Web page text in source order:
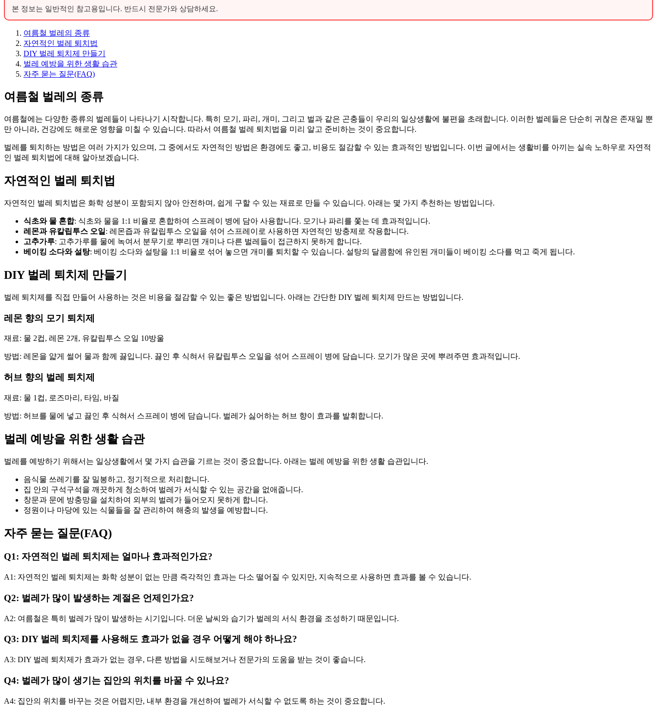
본 정보는 일반적인 참고용입니다. 반드시 전문가와 상담하세요.
여름철 벌레의 종류
자연적인 벌레 퇴치법
DIY 벌레 퇴치제 만들기
벌레 예방을 위한 생활 습관
자주 묻는 질문(FAQ)
여름철 벌레의 종류
여름철에는 다양한 종류의 벌레들이 나타나기 시작합니다. 특히 모기, 파리, 개미, 그리고 벌과 같은 곤충들이 우리의 일상생활에 불편을 초래합니다. 이러한 벌레들은 단순히 귀찮은 존재일 뿐
만 아니라, 건강에도 해로운 영향을 미칠 수 있습니다. 따라서 여름철 벌레 퇴치법을 미리 알고 준비하는 것이 중요합니다.
벌레를 퇴치하는 방법은 여러 가지가 있으며, 그 중에서도 자연적인 방법은 환경에도 좋고, 비용도 절감할 수 있는 효과적인 방법입니다. 이번 글에서는 생활비를 아끼는 실속 노하우로 자연적
인 벌레 퇴치법에 대해 알아보겠습니다.
자연적인 벌레 퇴치법
자연적인 벌레 퇴치법은 화학 성분이 포함되지 않아 안전하며, 쉽게 구할 수 있는 재료로 만들 수 있습니다. 아래는 몇 가지 추천하는 방법입니다.
식초와 물 혼합: 식초와 물을 1:1 비율로 혼합하여 스프레이 병에 담아 사용합니다. 모기나 파리를 쫓는 데 효과적입니다.
레몬과 유칼립투스 오일 : 레몬즙과 유칼립투스 오일을 섞어 스프레이로 사용하면 자연적인 방충제로 작용합니다.
고추가루: 고추가루를 물에 녹여서 분무기로 뿌리면 개미나 다른 벌레들이 접근하지 못하게 합니다.
베이킹 소다와 설탕: 베이킹 소다와 설탕을 1:1 비율로 섞어 놓으면 개미를 퇴치할 수 있습니다. 설탕의 달콤함에 유인된 개미들이 베이킹 소다를 먹고 죽게 됩니다.
DIY 벌레 퇴치제 만들기
벌레 퇴치제를 직접 만들어 사용하는 것은 비용을 절감할 수 있는 좋은 방법입니다. 아래는 간단한 DIY 벌레 퇴치제 만드는 방법입니다.
레몬 향의 모기 퇴치제
재료: 물 2컵, 레몬 2개, 유칼립투스 오일 10방울
방법: 레몬을 얇게 썰어 물과 함께 끓입니다. 끓인 후 식혀서 유칼립투스 오일을 섞어 스프레이 병에 담습니다. 모기가 많은 곳에 뿌려주면 효과적입니다.
허브 향의 벌레 퇴치제
재료: 물 1컵, 로즈마리, 타임, 바질
방법: 허브를 물에 넣고 끓인 후 식혀서 스프레이 병에 담습니다. 벌레가 싫어하는 허브 향이 효과를 발휘합니다.
벌레 예방을 위한 생활 습관
벌레를 예방하기 위해서는 일상생활에서 몇 가지 습관을 기르는 것이 중요합니다. 아래는 벌레 예방을 위한 생활 습관입니다.
음식물 쓰레기를 잘 밀봉하고, 정기적으로 처리합니다.
집 안의 구석구석을 깨끗하게 청소하여 벌레가 서식할 수 있는 공간을 없애줍니다.
창문과 문에 방충망을 설치하여 외부의 벌레가 들어오지 못하게 합니다.
정원이나 마당에 있는 식물들을 잘 관리하여 해충의 발생을 예방합니다.
자주 묻는 질문(FAQ)
Q1: 자연적인 벌레 퇴치제는 얼마나 효과적인가요?
A1: 자연적인 벌레 퇴치제는 화학 성분이 없는 만큼 즉각적인 효과는 다소 떨어질 수 있지만, 지속적으로 사용하면 효과를 볼 수 있습니다.
Q2: 벌레가 많이 발생하는 계절은 언제인가요?
A2: 여름철은 특히 벌레가 많이 발생하는 시기입니다. 더운 날씨와 습기가 벌레의 서식 환경을 조성하기 때문입니다.
Q3: DIY 벌레 퇴치제를 사용해도 효과가 없을 경우 어떻게 해야 하나요?
A3: DIY 벌레 퇴치제가 효과가 없는 경우, 다른 방법을 시도해보거나 전문가의 도움을 받는 것이 좋습니다.
Q4: 벌레가 많이 생기는 집안의 위치를 바꿀 수 있나요?
A4: 집안의 위치를 바꾸는 것은 어렵지만, 내부 환경을 개선하여 벌레가 서식할 수 없도록 하는 것이 중요합니다.